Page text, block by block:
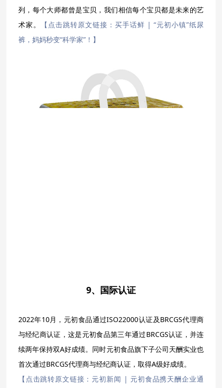
列，每个大师都曾是宝贝，我们相信每个宝贝都是未来的艺
术家。
【点击跳转原文链接：买手话鲜 | “元初小镇”纸尿
裤，妈妈秒变“科学家”！】
9、国际认证
2022年10月，元初食品通过ISO22000认证及BRCGS代理商
与经纪商认证，这是元初食品第三年通过BRCGS认证，并连
续两年保持双A好成绩。同时元初食品旗下子公司天酬实业也
首次通过BRCGS代理商与经纪商认证，取得A级好成绩。
【点击跳转原文链接：元初新闻 | 元初食品携天酬企业通